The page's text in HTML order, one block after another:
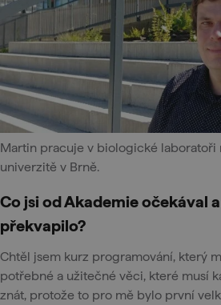
Martin pracuje v biologické laboratoři
univerzitě v Brně.
Co jsi od Akademie očekával
překvapilo?
Chtěl jsem kurz programování, který
potřebné a užitečné věci, které musí
znát, protože to pro mě bylo první